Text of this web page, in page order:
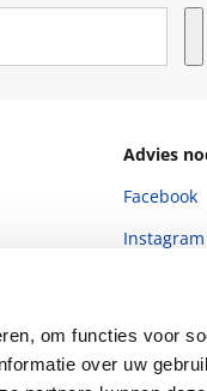
om functies voor
over uw
Advies
Facebook
Instagram